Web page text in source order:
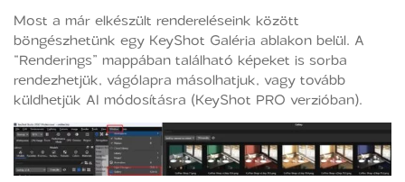
Most a már elkészült rendereléseink között
böngészhetünk egy KeyShot Galéria ablakon belül. A
“Renderings” mappában található képeket is sorba
rendezhetjük, vágólapra másolhatjuk, vagy tovább
küldhetjük AI módosításra (KeyShot PRO verzióban).